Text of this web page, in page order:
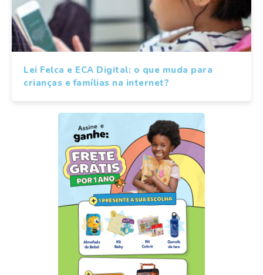
Lei Felca e ECA Digital: o que muda para
crianças e famílias na internet?